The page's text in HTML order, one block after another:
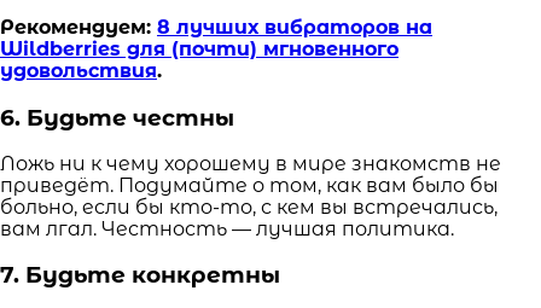
Рекомендуем: 8 лучших вибраторов на
Wildberries для (почти) мгновенного
удовольствия.
6. Будьте честны
Ложь ни к чему хорошему в мире знакомств не
приведёт. Подумайте о том, как вам было бы
больно, если бы кто-то, с кем вы встречались,
вам лгал. Честность — лучшая политика.
7. Будьте конкретны